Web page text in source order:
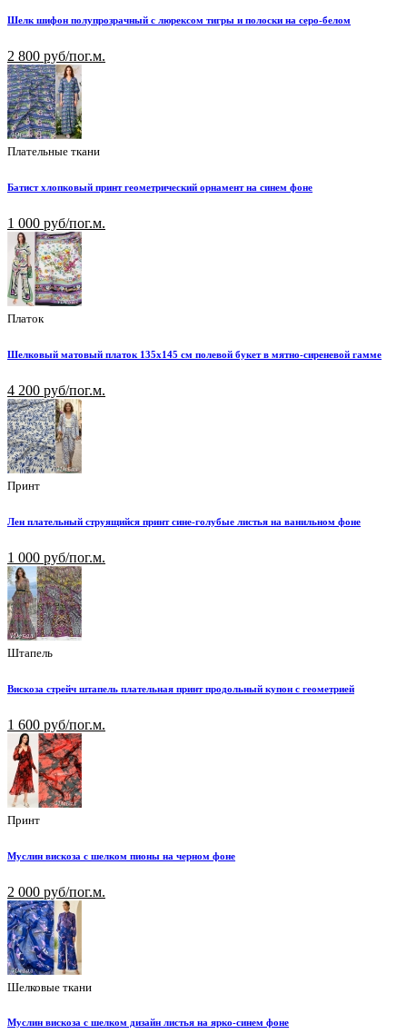
Шелк шифон полупрозрачный с люрексом тигры и полоски на серо-белом
2 800 руб/пог.м.
Плательные ткани
Батист хлопковый принт геометрический орнамент на синем фоне
1 000 руб/пог.м.
Платок
Шелковый матовый платок 135х145 см полевой букет в мятно-сиреневой гамме
4 200 руб/пог.м.
Принт
Лен плательный струящийся принт сине-голубые листья на ванильном фоне
1 000 руб/пог.м.
Штапель
Вискоза стрейч штапель плательная принт продольный купон с геометрией
1 600 руб/пог.м.
Принт
Муслин вискоза с шелком пионы на черном фоне
2 000 руб/пог.м.
Шелковые ткани
Муслин вискоза с шелком дизайн листья на ярко-синем фоне